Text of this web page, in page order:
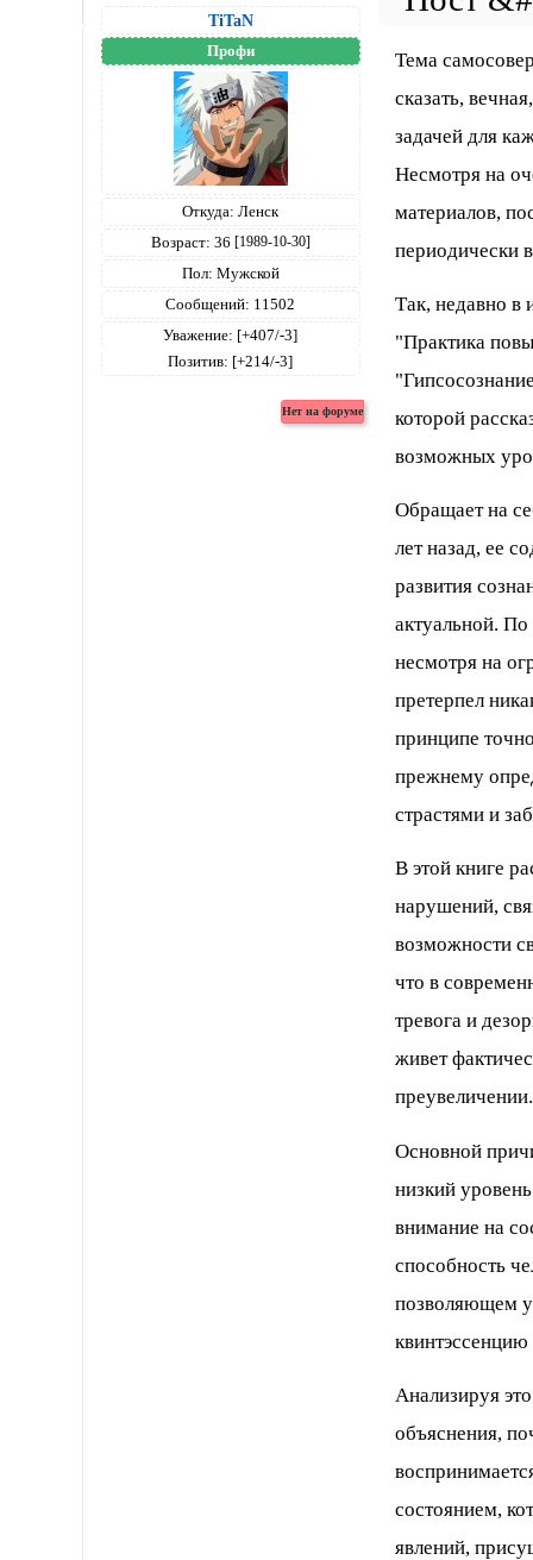
TiTaN
Профи
Откуда: Ленск
Возраст: 36 [1989-10-30]
Пол: Мужской
Сообщений: 11502
Уважение: [+407/-3]
Позитив: [+214/-3]
Тема
сказать,
задачей для
Несмотря на
материалов,
периодически
Так, недавно в
"Практика
которой
возможных
Обращает на
лет назад, ее
развития
актуальной. По
несмотря на
претерпел
принципе
прежнему
страстями и
В этой книге
нарушений,
возможности
что в
тревога и
живет
преувеличении.
Основной
низкий
внимание на
способность
позволяющем
Анализируя
объяснения,
состоянием,
явлений,